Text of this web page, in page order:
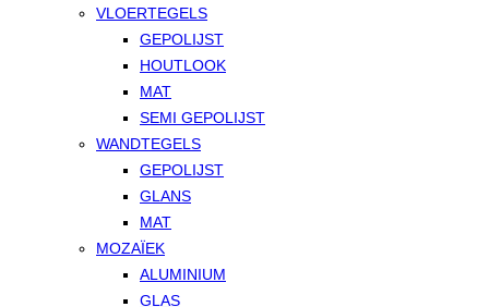
VLOERTEGELS
GEPOLIJST
HOUTLOOK
MAT
SEMI GEPOLIJST
WANDTEGELS
GEPOLIJST
GLANS
MAT
MOZAÏEK
ALUMINIUM
GLAS